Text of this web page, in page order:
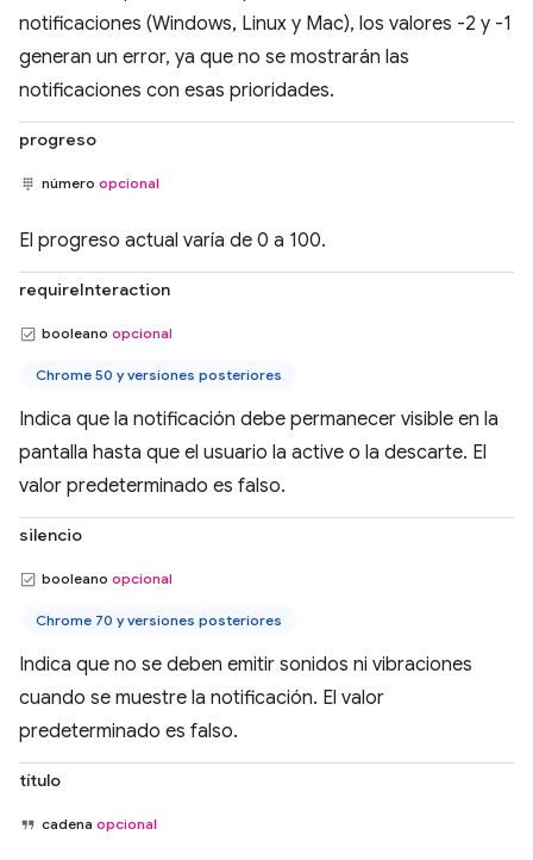
notificaciones (Windows, Linux y Mac), los valores -2 y -1
generan un error, ya que no se mostrarán las
notificaciones con esas prioridades.
progreso
número opcional
El progreso actual varía de 0 a 100.
requireInteraction
booleano opcional
Chrome 50 y versiones posteriores
Indica que la notificación debe permanecer visible en la
pantalla hasta que el usuario la active o la descarte. El
valor predeterminado es falso.
silencio
booleano opcional
Chrome 70 y versiones posteriores
Indica que no se deben emitir sonidos ni vibraciones
cuando se muestre la notificación. El valor
predeterminado es falso.
título
cadena opcional